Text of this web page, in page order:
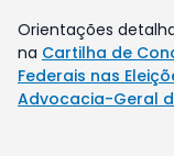
Orientações
na Cartilha de
Federais nas
Advocacia-Geral